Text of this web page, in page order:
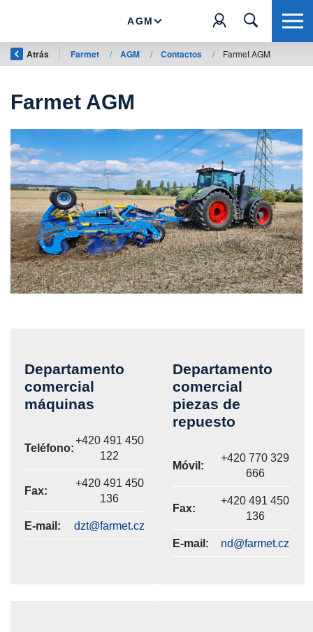
AGM
Atrás Farmet / AGM / Contactos / Farmet AGM
Farmet AGM
Departamento
comercial
máquinas
Teléfono:
+420 491 450
122
Fax:
+420 491 450
136
E-mail: dzt@farmet.cz
Departamento
comercial
piezas de
repuesto
Móvil:
+420 770 329
666
Fax:
+420 491 450
136
E-mail: nd@farmet.cz